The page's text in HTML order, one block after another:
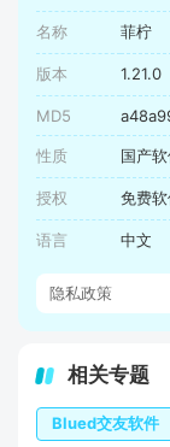
名称 菲柠
版本 1.21.0
MD5
性质 国产
授权 免费
语言 中文
隐私政策
相关专题
Blued交友软件